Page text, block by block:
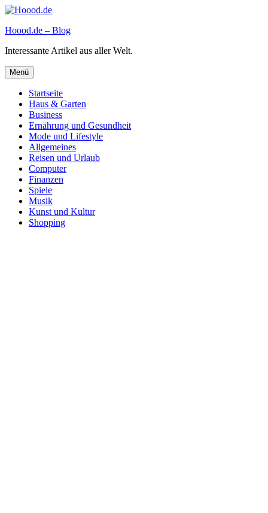
Zum
springen
Hoood.de – Blog
Interessante Artikel aus aller Welt.
Menü
Startseite
Haus & Garten
Business
Ernährung und Gesundheit
Mode und Lifestyle
Allgemeines
Reisen und Urlaub
Computer
Finanzen
Spiele
Musik
Kunst und Kultur
Shopping